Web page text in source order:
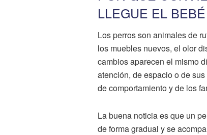
LLEGUE EL BEBÉ
Los perros son animales de
los muebles nuevos, el olor
cambios aparecen el mismo
atención, de espacio o de
de comportamiento y de los
La buena noticia es que un
de forma gradual y se